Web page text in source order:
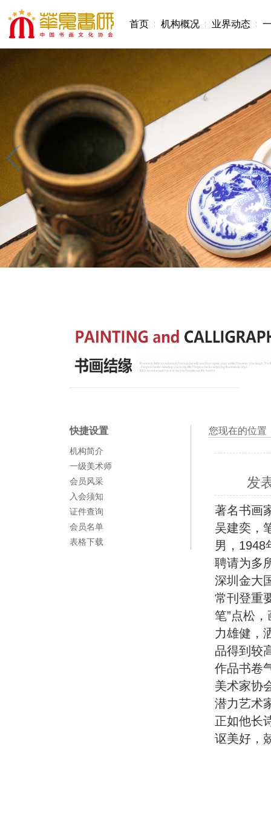
首页 机构概况 业界动态
快捷设置
机构简介
一级美术师
会员风采
入会须知
证件查询
会员名单
表格下载
您现在的位置
发
著名书画
吴建奕，
男，1948
聘请为多
深圳金大
常刊登重
笔”点松
力雄健，
品得到较
作品书卷
美术家协
潜力艺术
正如他长
讴美好，